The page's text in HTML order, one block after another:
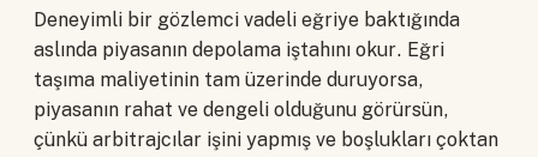
Deneyimli bir gözlemci vadeli eğriye baktığında
aslında piyasanın depolama iştahını okur. Eğri
taşıma maliyetinin tam üzerinde duruyorsa,
piyasanın rahat ve dengeli olduğunu görürsün,
çünkü arbitrajcılar işini yapmış ve boşlukları çoktan